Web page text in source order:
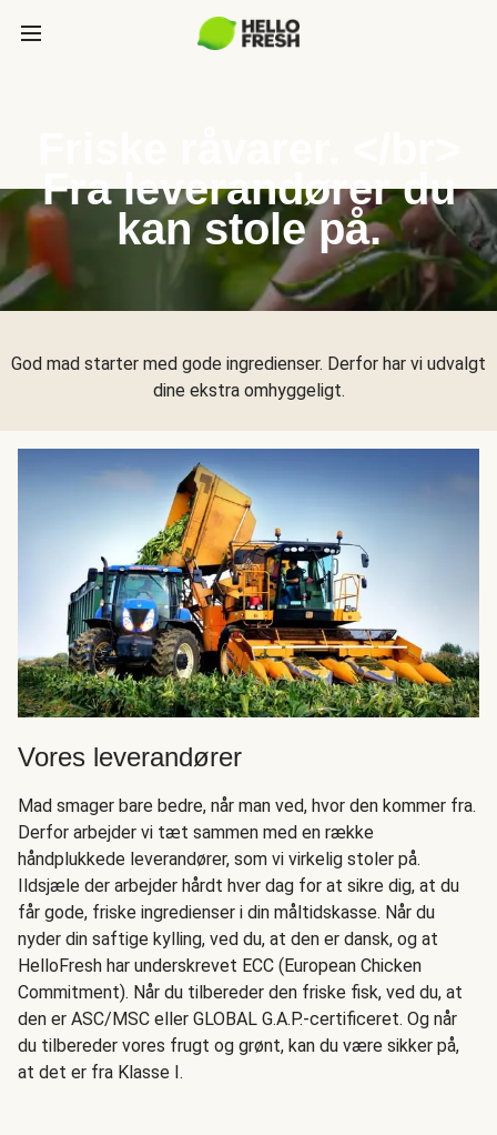
Fra leverandører du
kan stole på.
God mad starter med gode ingredienser. Derfor har vi udvalgt
dine ekstra omhyggeligt.
Vores leverandører
Mad smager bare bedre, når man ved, hvor den kommer fra.
Derfor arbejder vi tæt sammen med en række
håndplukkede leverandører, som vi virkelig stoler på.
Ildsjæle der arbejder hårdt hver dag for at sikre dig, at du
får gode, friske ingredienser i din måltidskasse. Når du
nyder din saftige kylling, ved du, at den er dansk, og at
HelloFresh har underskrevet ECC (European Chicken
Commitment). Når du tilbereder den friske fisk, ved du, at
den er ASC/MSC eller GLOBAL G.A.P.-certificeret. Og når
du tilbereder vores frugt og grønt, kan du være sikker på,
at det er fra Klasse I.